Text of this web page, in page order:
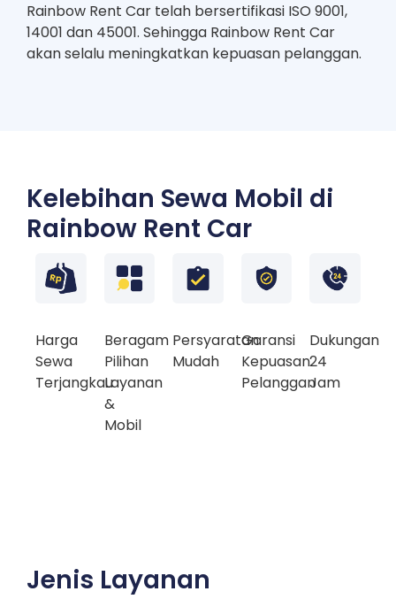
Rainbow Rent Car telah bersertifikasi ISO 9001,
14001 dan 45001. Sehingga Rainbow Rent Car
akan selalu meningkatkan kepuasan pelanggan.
Kelebihan Sewa Mobil di
Rainbow Rent Car
Harga
Sewa
Terjangkau
Beragam
Pilihan
Layanan
&
Mobil
Persyaratan
Mudah
Garansi
Kepuasan
Pelanggan
Dukungan
24
Jam
Jenis Layanan